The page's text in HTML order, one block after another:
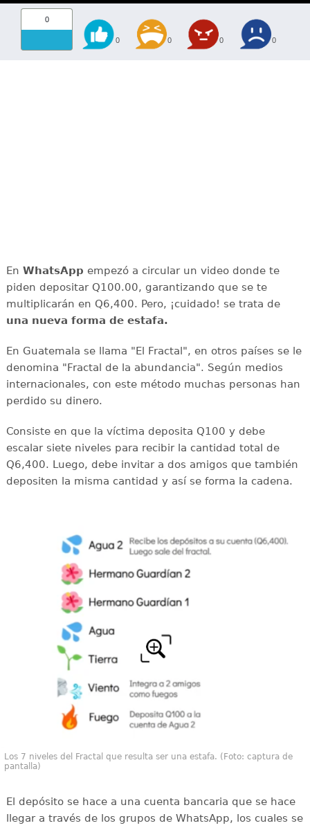
0
0 0 0 0
En WhatsApp empezó a circular un video donde te
piden depositar Q100.00, garantizando que se te
multiplicarán en Q6,400. Pero, ¡cuidado! se trata de
una nueva forma de estafa.
En Guatemala se llama "El Fractal", en otros países se le
denomina "Fractal de la abundancia". Según medios
internacionales, con este método muchas personas han
perdido su dinero.
Consiste en que la víctima deposita Q100 y debe
escalar siete niveles para recibir la cantidad total de
Q6,400. Luego, debe invitar a dos amigos que también
depositen la misma cantidad y así se forma la cadena.
Los 7 niveles del Fractal que resulta ser una estafa. (Foto: captura de
pantalla)
El depósito se hace a una cuenta bancaria que se hace
llegar a través de los grupos de WhatsApp, los cuales se